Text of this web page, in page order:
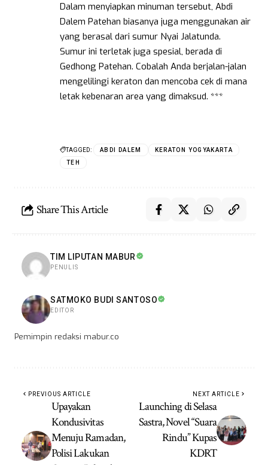
Dalam menyiapkan minuman tersebut, Abdi
Dalem Patehan biasanya juga menggunakan air
yang berasal dari sumur Nyai Jalatunda.
Sumur ini terletak juga spesial, berada di
Gedhong Patehan. Cobalah Anda berjalan-jalan
mengelilingi keraton dan mencoba cek di mana
letak kebenaran area yang dimaksud. ***
TAGGED: ABDI DALEM
KERATON YOGYAKARTA
TEH
Share This Article
TIM LIPUTAN MABUR
PENULIS
SATMOKO BUDI SANTOSO
EDITOR
Pemimpin redaksi mabur.co
PREVIOUS ARTICLE
Upayakan
Kondusivitas
Menuju Ramadan,
Polisi Lakukan
NEXT ARTICLE
Launching di Selasa
Sastra, Novel “Suara
Rindu” Kupas
KDRT